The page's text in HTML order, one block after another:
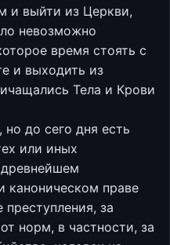
и выйти из Церкви,
невозможно
время стоять с
и выходить из
Тела и Крови
до сего дня есть
или иных
каноническом праве
за
норм, в частности, за